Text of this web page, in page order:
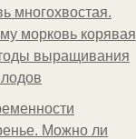
многохвостая.
морковь корявая
выращивания
Можно ли